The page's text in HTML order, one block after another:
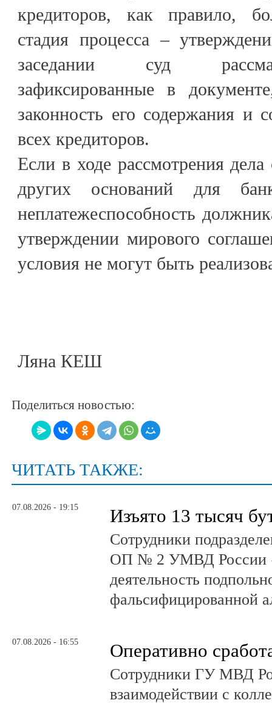
кредиторов, как правило,
стадия процесса –
заседании суд
зафиксированные в
законность его содержания и
всех кредиторов.
Если в ходе рассмотрения дела
других оснований для
неплатежеспособность
утверждении мирового
условия не могут быть
Ляна КЕШ
Поделиться новостью:
ЧИТАТЬ ТАКЖЕ:
07.08.2026 - 19:15 Изъято 13 тысяч
Сотрудники
ОП № 2 УМВД России
деятельность
фальсифицированной
07.08.2026 - 16:55 Оперативно
Сотрудники ГУ МВД
взаимодействии с